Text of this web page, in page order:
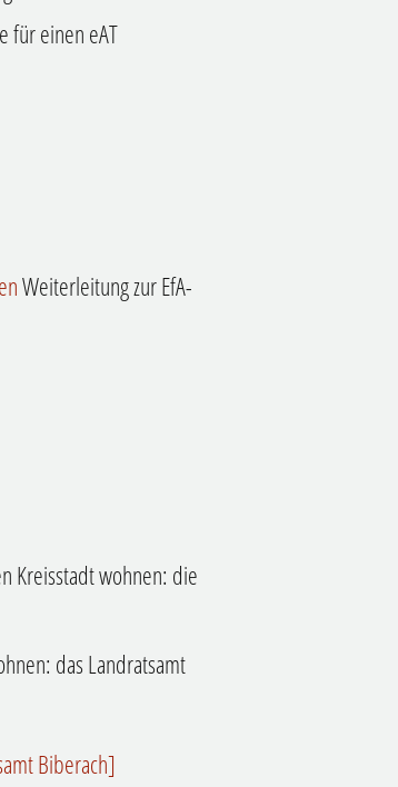
für einen eAT
Weiterleitung zur EfA-
Kreisstadt wohnen: die
das Landratsamt
Biberach]